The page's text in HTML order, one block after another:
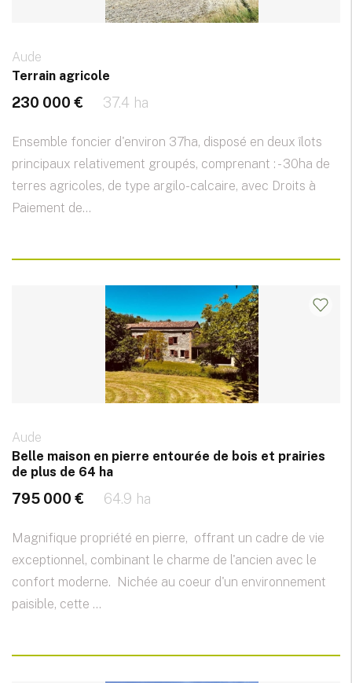
Aude
Terrain agricole
230 000 € 37.4 ha
Ensemble foncier d'environ 37ha, disposé en deux îlots
principaux relativement groupés, comprenant : - 30ha de
terres agricoles, de type argilo-calcaire, avec Droits à
Paiement de...
Aude
Belle maison en pierre entourée de bois et prairies
de plus de 64 ha
795 000 € 64.9 ha
Magnifique propriété en pierre, offrant un cadre de vie
exceptionnel, combinant le charme de l'ancien avec le
confort moderne. Nichée au coeur d'un environnement
paisible, cette ...